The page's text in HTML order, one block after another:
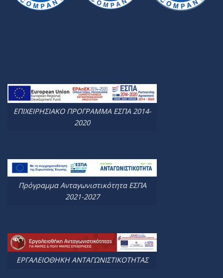
ΕΠΙΧΕΙΡΗΣΙΑΚΟ ΠΡΟΓΡΑΜΜΑ ΕΣΠΑ 2014-
2020
Πρόγραμμα Ανταγωνιστικότητα ΕΣΠΑ
2021-2027
ΕΡΓΑΛΕΙΟΘΗΚΗ ΑΝΤΑΓΩΝΙΣΤΙΚΟΤΗΤΑΣ